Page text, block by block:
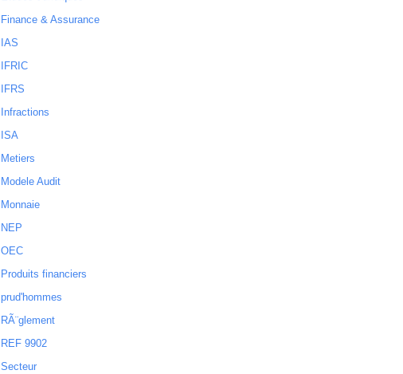
Finance & Assurance
IAS
IFRIC
IFRS
Infractions
ISA
Metiers
Modele Audit
Monnaie
NEP
OEC
Produits financiers
prud'hommes
RÃ¨glement
REF 9902
Secteur